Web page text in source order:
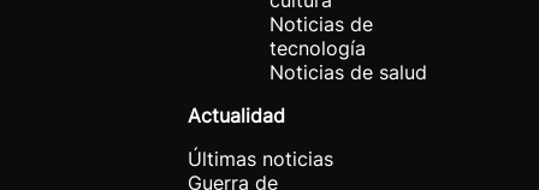
Noticias de
tecnología
Noticias de salud
Actualidad
Últimas noticias
Guerra de